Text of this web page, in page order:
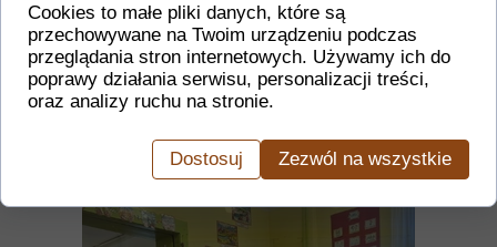
Cookies to małe pliki danych, które są
przechowywane na Twoim urządzeniu podczas
przeglądania stron internetowych. Używamy ich do
poprawy działania serwisu, personalizacji treści,
oraz analizy ruchu na stronie.
Dostosuj Zezwól na wszystkie